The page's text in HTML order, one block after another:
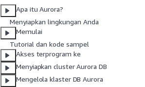
Apa itu Aurora?
Menyiapkan lingkungan Anda
Memulai
Tutorial dan kode sampel
Akses terprogram ke
Menyiapkan cluster Aurora DB
Mengelola klaster DB Aurora